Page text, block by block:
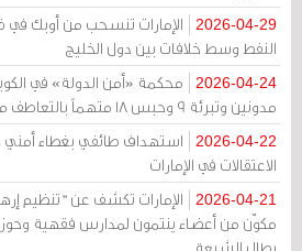
2026-04-29
الإمارات تنسحب من أوبك
النفط وسط خلافات بين دول الخليج
2026-04-24
مدونين وتبرئة 9 وحبس 18 متهماً بالتعاطف مع إيران
2026-04-22
استهداف طائفي بغطاء أمني
الاعتقالات في الإمارات
2026-04-21
الإمارات تكشف عن "تنظيم
مكوّن من أعضاء ينتمون لمدارس فقهية